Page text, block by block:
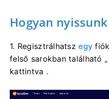
Hogyan
1. Regisztrálhatszegy
felső sarokban található „
kattintva .